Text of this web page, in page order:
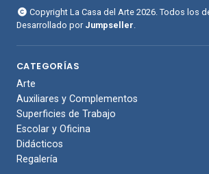
Copyright La Casa del Arte 2026. Todos los
Desarrollado por Jumpseller
CATEGORÍAS
Arte
Auxiliares y Complementos
Superficies de Trabajo
Escolar y Oficina
Didácticos
Regalería